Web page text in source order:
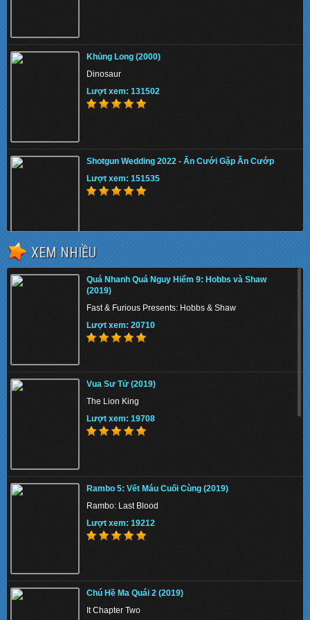
Khủng Long (2000)
Dinosaur
Lượt xem: 131502
Shotgun Wedding 2022 - Ăn Cưới Gặp Ăn Cướp
Lượt xem: 151535
The Tiger Rising 2022 - Con Cọp Trỗi Dậy
Lượt xem: 135071
The Union 2024 - Liên minh tuyệt mật
Lượt xem: 136860
Thiên Nga Bóng Đêm S01 2022 - Eve
Lượt xem: 140390
Memory 2022 - Hồi Ức Sát Thủ
Lượt xem: 136034
XEM NHIỀU
Quá Nhanh Quá Nguy Hiểm 9: Hobbs và Shaw
(2019)
Fast & Furious Presents: Hobbs & Shaw
Lượt xem: 20710
Vua Sư Tử (2019)
The Lion King
Lượt xem: 19708
Rambo 5: Vết Máu Cuối Cùng (2019)
Rambo: Last Blood
Lượt xem: 19212
Chú Hề Ma Quái 2 (2019)
It Chapter Two